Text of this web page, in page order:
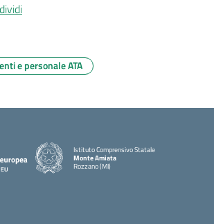
e personale ATA
Istituto Comprensivo Statale
Monte Amiata
Rozzano (MI)